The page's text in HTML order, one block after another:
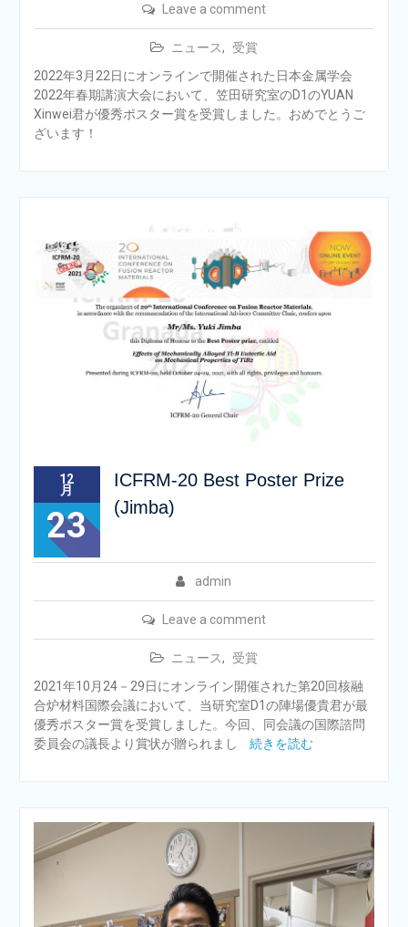
Leave a comment
ニュース,
受賞
2022年3月22日にオンラインで開催された日本金属学会
2022年春期講演大会において、笠田研究室のD1のYUAN
Xinwei君が優秀ポスター賞を受賞しました。おめでとうご
ざいます！
12
月
23
ICFRM-20 Best Poster Prize
(Jimba)
admin
Leave a comment
ニュース,
受賞
2021年10月24－29日にオンライン開催された第20回核融
合炉材料国際会議において、当研究室D1の陣場優貴君が最
優秀ポスター賞を受賞しました。今回、同会議の国際諮問
委員会の議長より賞状が贈られまし
続きを読む